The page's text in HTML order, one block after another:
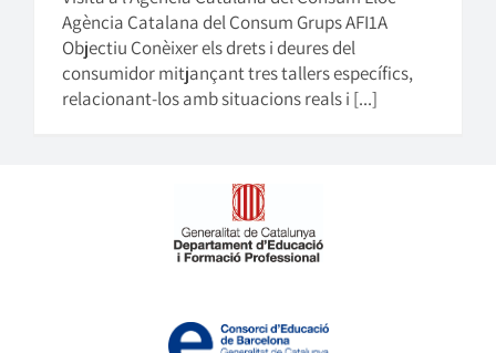
Agència Catalana del Consum Grups AFI1A
Objectiu Conèixer els drets i deures del
consumidor mitjançant tres tallers específics,
relacionant-los amb situacions reals i [...]